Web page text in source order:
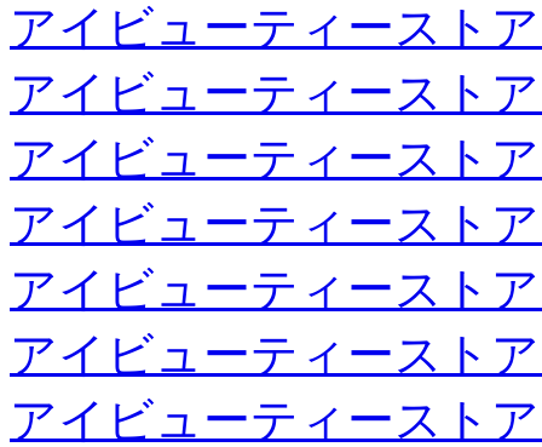
アイビューティースト
アイビューティースト
アイビューティースト
アイビューティースト
アイビューティースト
アイビューティースト
アイビューティースト